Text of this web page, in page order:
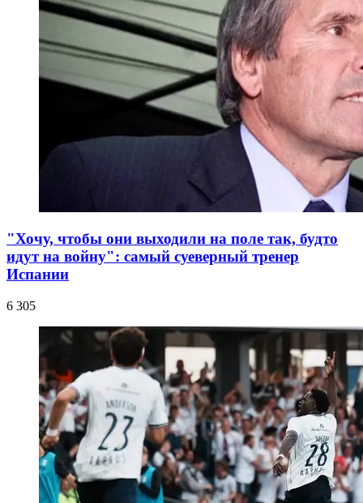
"Хочу, чтобы они выходили на поле так, будто
идут на войну": самый суеверный тренер
Испании
6 305